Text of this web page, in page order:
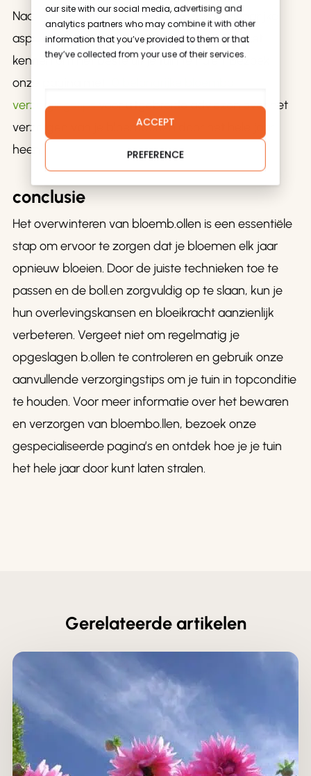
our site with our social media, advertising and
analytics partners who may combine it with other
information that you’ve provided to them or that
they’ve collected from your use of their services.
ACCEPT
PREFERENCE
Naast het overwinteren zijn er andere belangrijke
aspecten van bloembolverzorging die je moet
kennen om het beste uit je tuin te halen. Bezoek
onze pagina met
verzorgingstipsvoor uitgebreide adviezen over het
verzorgen van je bloembol.len door het hele jaar
heen.
conclusie
Het overwinteren van bloemb.ollen is een essentiële
stap om ervoor te zorgen dat je bloemen elk jaar
opnieuw bloeien. Door de juiste technieken toe te
passen en de boll.en zorgvuldig op te slaan, kun je
hun overlevingskansen en bloeikracht aanzienlijk
verbeteren. Vergeet niet om regelmatig je
opgeslagen b.ollen te controleren en gebruik onze
aanvullende verzorgingstips om je tuin in topconditie
te houden. Voor meer informatie over het bewaren
en verzorgen van bloembo.llen, bezoek onze
gespecialiseerde pagina’s en ontdek hoe je je tuin
het hele jaar door kunt laten stralen.
Gerelateerde artikelen